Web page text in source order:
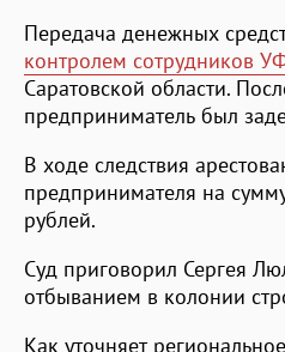
Передача денежных
контролем сотрудников
Саратовской области.
предприниматель был
В ходе следствия
предпринимателя на
рублей.
Суд приговорил Сергея
отбыванием в колонии
Как уточняет